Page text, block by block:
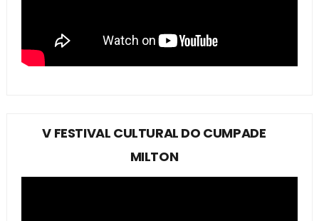
V FESTIVAL CULTURAL DO CUMPADE
MILTON